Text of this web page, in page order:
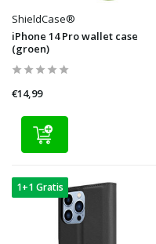
ShieldCase®
iPhone 14 Pro wallet case
(groen)
€14,99
1+1 Gratis